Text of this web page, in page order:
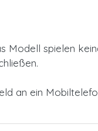
spielen
an ein